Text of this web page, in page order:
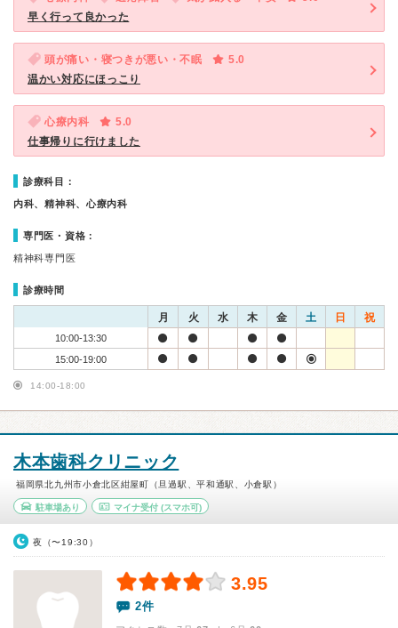
早く行って良かった
頭が痛い・寝つきが悪い・不眠
5.0
温かい対応にほっこり
心療内科
5.0
仕事帰りに行けました
診療科目：
内科、精神科、心療内科
専門医・資格：
精神科専門医
診療時間
月 火 水 木 金 土 日 祝
10:00-13:30
15:00-19:00
14:00-18:00
木本歯科クリニック
福岡県北九州市小倉北区紺屋町（旦過駅、平和通駅、小倉駅）
駐車場あり マイナ受付(スマホ可)
夜（〜19:30）
3.95
2件